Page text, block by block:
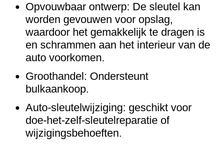
Opvouwbaar ontwerp: De sleutel kan
worden gevouwen voor opslag,
waardoor het gemakkelijk te dragen is
en schrammen aan het interieur van de
auto voorkomen.
Groothandel: Ondersteunt
bulkaankoop.
Auto-sleutelwijziging: geschikt voor
doe-het-zelf-sleutelreparatie of
wijzigingsbehoeften.